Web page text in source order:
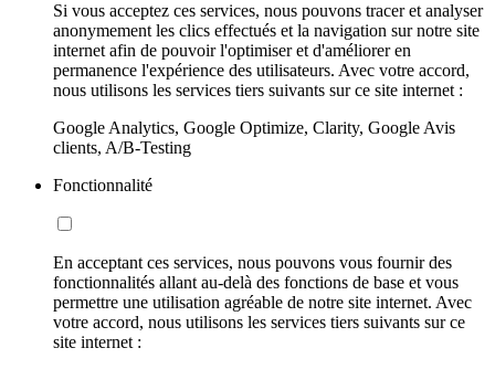
Si vous acceptez ces services, nous pouvons tracer et analyser
anonymement les clics effectués et la navigation sur notre site
internet afin de pouvoir l'optimiser et d'améliorer en
permanence l'expérience des utilisateurs. Avec votre accord,
nous utilisons les services tiers suivants sur ce site internet :
Google Analytics, Google Optimize, Clarity, Google Avis
clients, A/B-Testing
Fonctionnalité
En acceptant ces services, nous pouvons vous fournir des
fonctionnalités allant au-delà des fonctions de base et vous
permettre une utilisation agréable de notre site internet. Avec
votre accord, nous utilisons les services tiers suivants sur ce
site internet :